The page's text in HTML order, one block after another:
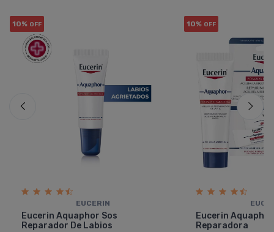
10% OFF
EUCERIN
Eucerin Aquaphor Sos
Reparador De Labios
10% OFF
Eucerin
Reparadora